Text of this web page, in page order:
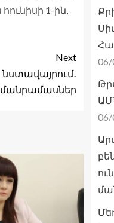
1-ին,
Next
06/
06/